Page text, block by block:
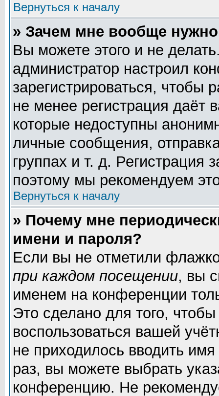
Вернуться к началу
» Зачем мне вообще нужно
Вы можете этого и не
администратор настроил
зарегистрироваться,
не менее регистрация даёт
которые недоступны
личные сообщения,
группах и т. д. Регистрация
поэтому мы рекомендуем
Вернуться к началу
» Почему мне
имени и пароля?
Если вы не отметили
при каждом посещении, вы
именем на конференции
Это сделано для того, чтобы
воспользоваться вашей
не приходилось вводить
раз, вы можете выбрать
конференцию. Не